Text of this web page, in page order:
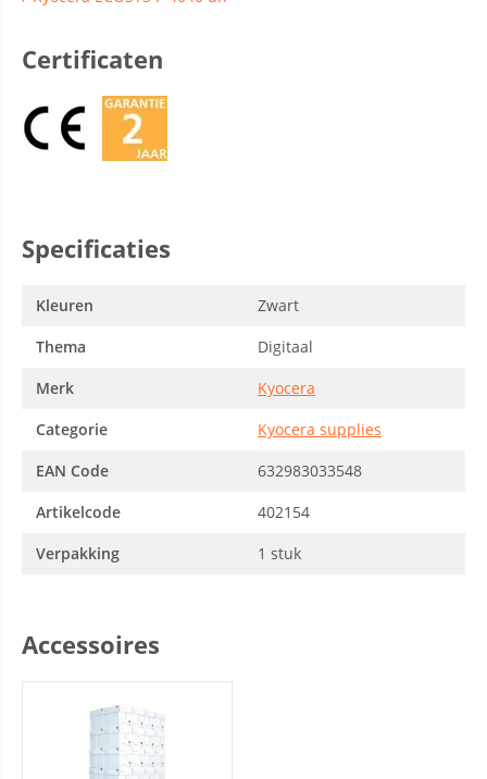
Certificaten
Specificaties
Kleuren
Zwart
Thema
Digitaal
Merk
Kyocera
Categorie
Kyocera supplies
EAN Code
632983033548
Artikelcode
402154
Verpakking
1 stuk
Accessoires